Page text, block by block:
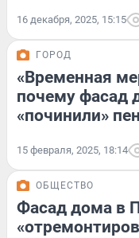
16 декабря, 2025, 15:15
ГОРОД
«Временная
почему фасад
«починили»
15 февраля, 2025, 18:14
ОБЩЕСТВО
Фасад дома в